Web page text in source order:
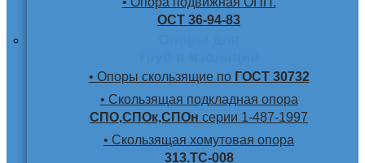
ОСТ 36-94-83
• Опоры скользящие по ГОСТ 30732
• Скользящая подкладная опора
СПО,СПОк,СПОн серии 1-487-1997
• Скользящая хомутовая опора
313.ТС-008